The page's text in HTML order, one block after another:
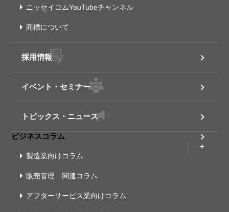
ニッセイコムYouTubeチャンネル
商標について
採用情報
イベント・セミナー
トピックス・ニュース
ビジネスコラム
製造業向けコラム
販売管理 関連コラム
アフターサービス業向けコラム